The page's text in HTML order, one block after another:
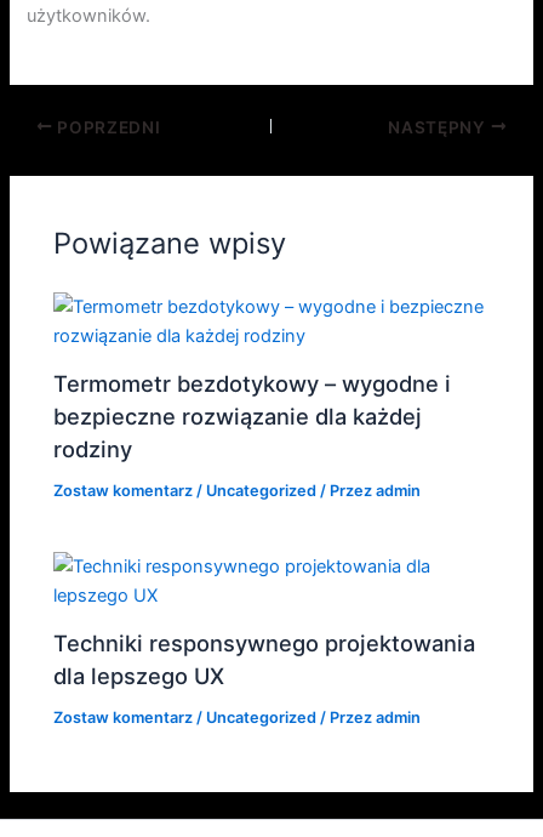
użytkowników.
POPRZEDNI NASTĘPNY
Powiązane wpisy
Termometr bezdotykowy – wygodne i
bezpieczne rozwiązanie dla każdej
rodziny
Zostaw komentarz / Uncategorized / Przezadmin
Techniki responsywnego projektowania
dla lepszego UX
Zostaw komentarz / Uncategorized / Przezadmin